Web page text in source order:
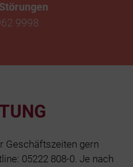
9998
Geschäftszeiten gern
05222 808-0. Je nach